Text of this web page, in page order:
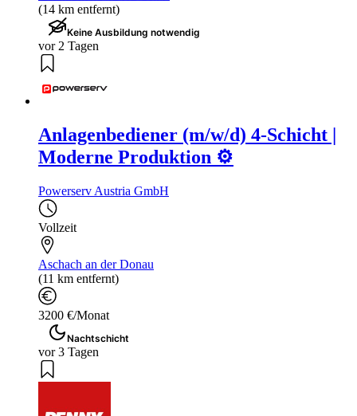
(14 km entfernt)
Keine Ausbildung notwendig
vor 2 Tagen
Anlagenbediener (m/w/d) 4-Schicht |
Moderne Produktion ⚙️
Powerserv Austria GmbH
Vollzeit
Aschach an der Donau
(11 km entfernt)
3200 €/Monat
Nachtschicht
vor 3 Tagen